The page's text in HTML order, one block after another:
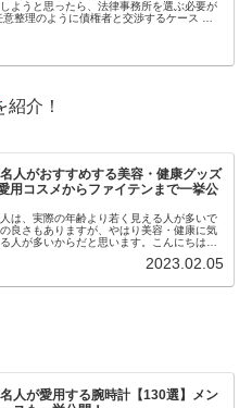
ようと思ったら、法律事務所を選ぶ必要が
整理のように債権者と交渉するケース 自
紹介！
人がおすすめする美容・健康グッズ
用コスメからファイテンまで一挙公
は、実際の年齢より若く見える人が多いで
良さもありますが、やはり美容・健康に気
人が多いからだと思います。こんにちは！
か？今回は、芸能人…
2023.02.05
人が愛用する腕時計【130選】メン